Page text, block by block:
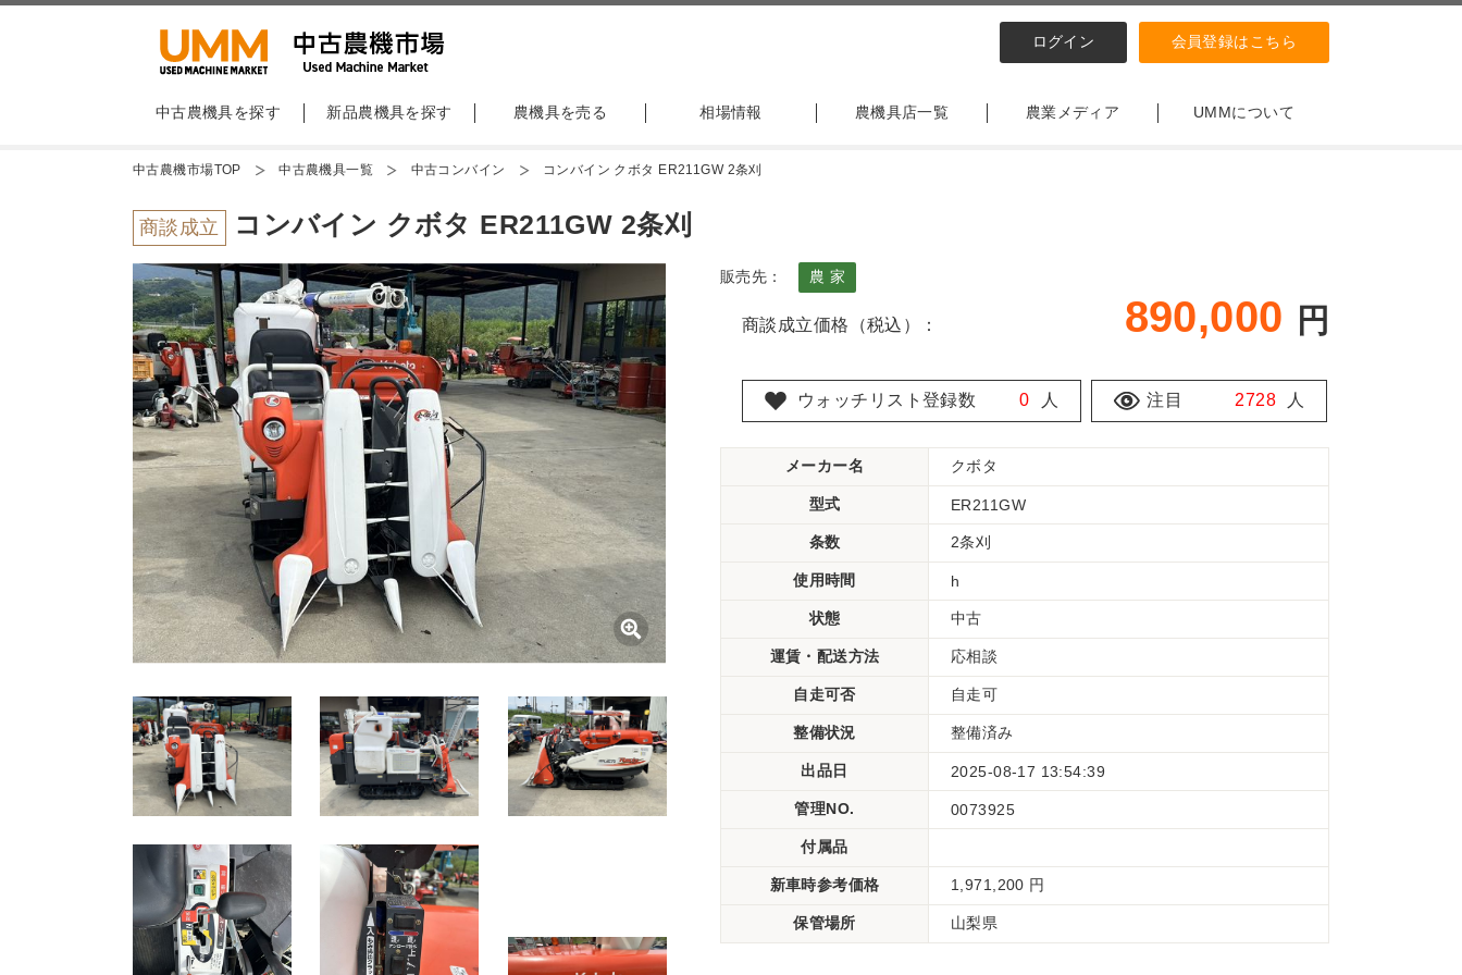
ログイン 会員登録はこちら
中古農機具を探す 新品農機具を探す 農機具を売る 相場情報 農機具店一覧 農業メディア UMMについて
中古農機市場TOP 中古農機具一覧 中古コンバイン コンバイン クボタ ER211GW 2条刈
商談成立 コンバイン クボタ ER211GW 2条刈
販売先： 農 家
商談成立価格（税込）： 890,000 円
ウォッチリスト登録数 0 人 注目 2728 人
メーカー名 クボタ
型式 ER211GW
条数 2条刈
使用時間 h
状態 中古
運賃・配送方法 応相談
自走可否 自走可
整備状況 整備済み
出品日 2025-08-17 13:54:39
管理NO. 0073925
付属品
新車時参考価格 1,971,200 円
保管場所 山梨県